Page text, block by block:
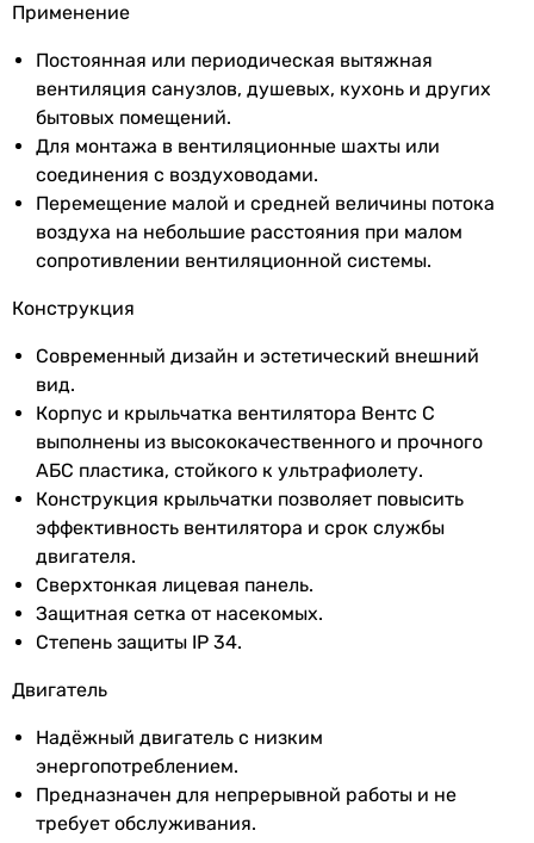
Тип осевой
Максимальная
температура
перемещаемого
воздуха
40 °C
Количество
1 шт
Производство
Электропитание 230 В
Номинальный
ток
0.09 А
Частота тока 50 Гц, 60 Гц
Класс защиты IP34
Коллекции
EAN 4823016205681
Физические характеристики
Применение
Постоянная или периодическая вытяжная
вентиляция санузлов, душевых, кухонь и других
бытовых помещений.
Для монтажа в вентиляционные шахты или
соединения с воздуховодами.
Перемещение малой и средней величины потока
воздуха на небольшие расстояния при малом
сопротивлении вентиляционной системы.
Конструкция
Современный дизайн и эстетический внешний
вид.
Корпус и крыльчатка вентилятора Вентс С
выполнены из высококачественного и прочного
АБС пластика, стойкого к ультрафиолету.
Конструкция крыльчатки позволяет повысить
эффективность вентилятора и срок службы
двигателя.
Сверхтонкая лицевая панель.
Защитная сетка от насекомых.
Степень защиты IP 34.
Двигатель
Надёжный двигатель с низким
энергопотреблением.
Предназначен для непрерывной работы и не
требует обслуживания.